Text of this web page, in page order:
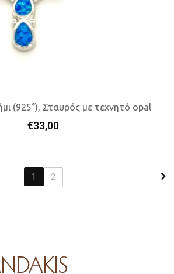
Στο Καλάθι
(925°), Σταυρός με τεχνητό opal
€33,00
1 2